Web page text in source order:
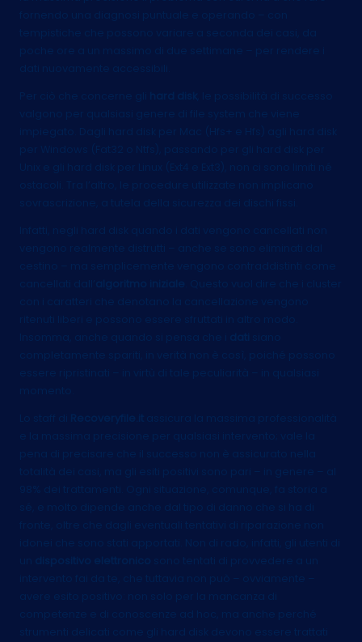
fornendo una diagnosi puntuale e operando – con
tempistiche che possono variare a seconda dei casi, da
poche ore a un massimo di due settimane – per rendere i
dati nuovamente accessibili.
Per ciò che concerne gli
, le possibilità di successo
valgono per qualsiasi genere di file system che viene
impiegato. Dagli hard disk per Mac (Hfs+ e Hfs) agli hard disk
per Windows (Fat32 o Ntfs), passando per gli hard disk per
Unix e gli hard disk per Linux (Ext4 e Ext3), non ci sono limiti né
ostacoli. Tra l’altro, le procedure utilizzate non implicano
sovrascrizione, a tutela della sicurezza dei dischi fissi.
Infatti, negli hard disk quando i dati vengono cancellati non
vengono realmente distrutti – anche se sono eliminati dal
cestino – ma semplicemente vengono contraddistinti come
cancellati dall’
algoritmo iniziale
. Questo vuol dire che i cluster
con i caratteri che denotano la cancellazione vengono
ritenuti liberi e possono essere sfruttati in altro modo.
Insomma, anche quando si pensa che i
siano
completamente spariti, in verità non è così, poiché possono
essere ripristinati – in virtù di tale peculiarità – in qualsiasi
momento.
Lo staff di
Recoveryfile.it
assicura la massima professionalità
e la massima precisione per qualsiasi intervento; vale la
pena di precisare che il successo non è assicurato nella
totalità dei casi, ma gli esiti positivi sono pari – in genere – al
98% dei trattamenti. Ogni situazione, comunque, fa storia a
sé, e molto dipende anche dal tipo di danno che si ha di
fronte, oltre che dagli eventuali tentativi di riparazione non
idonei che sono stati apportati. Non di rado, infatti, gli utenti di
dispositivo elettronico
sono tentati di provvedere a un
intervento fai da te, che tuttavia non può – ovviamente –
avere esito positivo: non solo per la mancanza di
competenze e di conoscenze ad hoc, ma anche perché
strumenti delicati come gli hard disk devono essere trattati